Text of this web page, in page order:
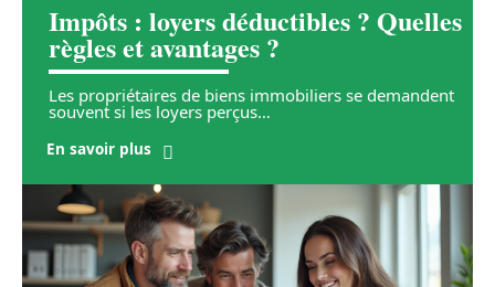
Impôts : loyers déductibles ? Quelles
règles et avantages ?
Les propriétaires de biens immobiliers se demandent
souvent si les loyers perçus…
En savoir plus